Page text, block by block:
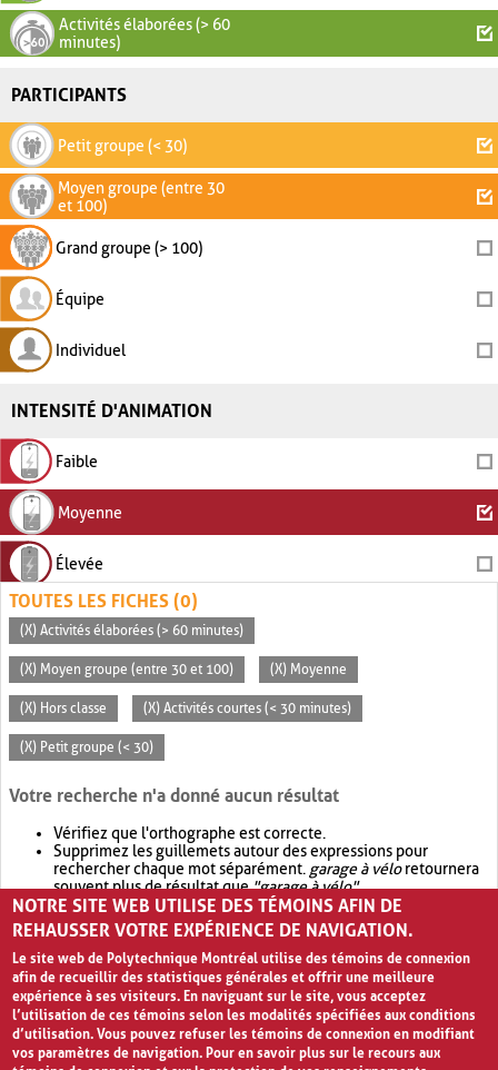
Activités élaborées (> 60
minutes)
PARTICIPANTS
Petit groupe (< 30)
Moyen groupe (entre 30
et 100)
Grand groupe (> 100)
Équipe
Individuel
INTENSITÉ D'ANIMATION
Faible
Moyenne
Élevée
TOUTES LES FICHES (0)
(X) Activités élaborées (> 60 minutes)
(X) Moyen groupe (entre 30 et 100) (X) Moyenne
(X) Hors classe (X) Activités courtes (< 30 minutes)
(X) Petit groupe (< 30)
Votre recherche n'a donné aucun résultat
Vérifiez que l'orthographe est correcte.
Supprimez les guillemets autour des expressions pour
rechercher chaque mot séparément. garage à véloretournera
souvent plus de résultat que"garage à vélo".
Envisagez d'élargir votre recherche avec OR.garage OR vélo
retournera souvent plus de résultat quegarage à vélo
NOTRE SITE WEB UTILISE DES TÉMOINS AFIN DE
REHAUSSER VOTRE EXPÉRIENCE DE NAVIGATION.
Le site web de Polytechnique Montréal utilise des témoins de connexion
afin de recueillir des statistiques générales et offrir une meilleure
expérience à ses visiteurs. En naviguant sur le site, vous acceptez
l’utilisation de ces témoins selon les modalités spécifiées aux conditions
d’utilisation. Vous pouvez refuser les témoins de connexion en modifiant
vos paramètres de navigation. Pour en savoir plus sur le recours aux